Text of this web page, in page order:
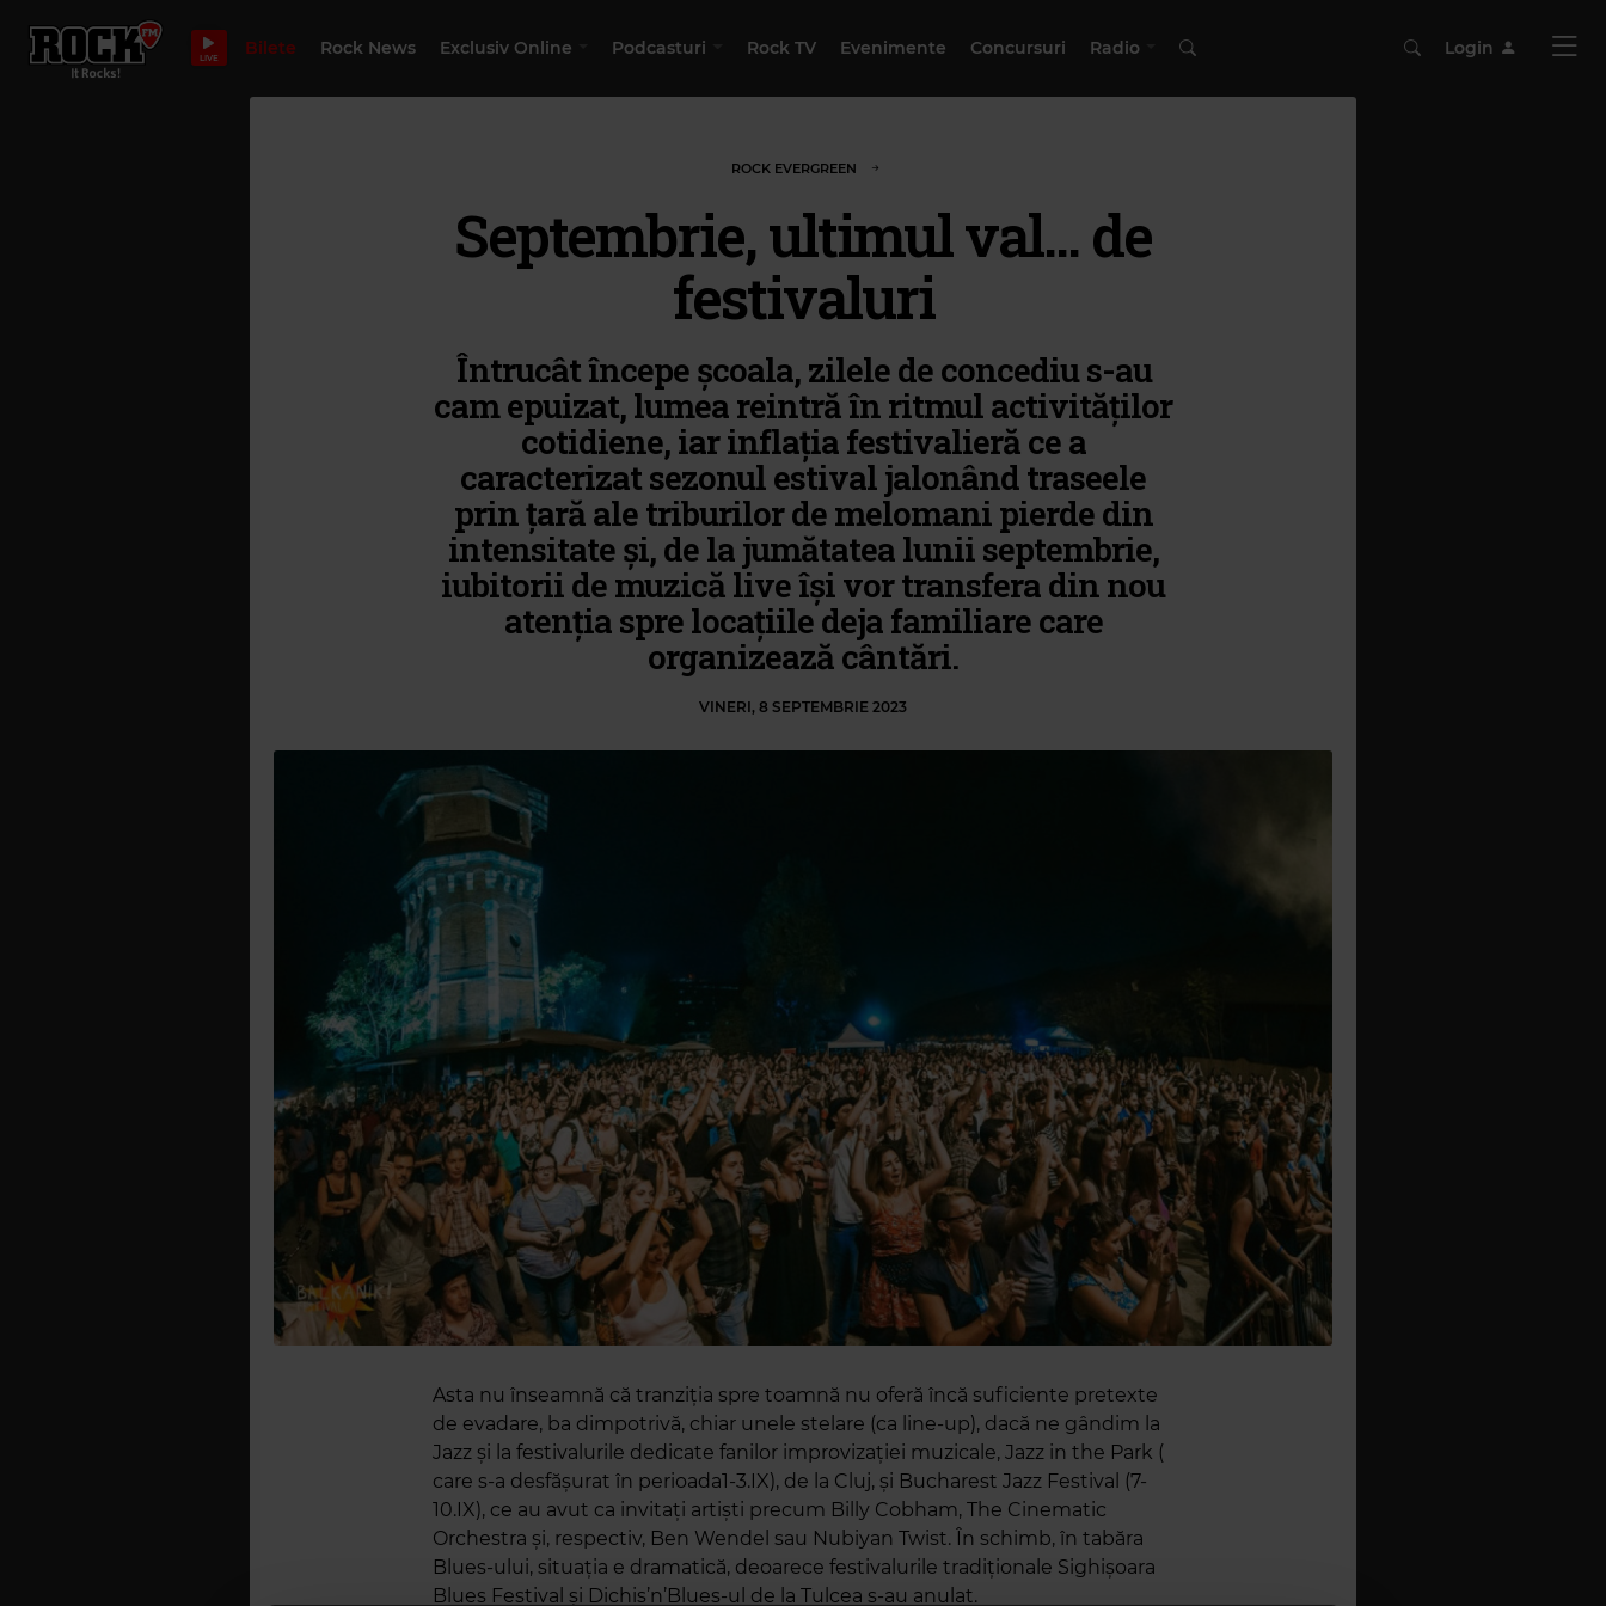
LIVE Bilete Rock News Exclusiv Online Podcasturi Rock TV Evenimente Concursuri Radio Login
ROCK EVERGREEN
Septembrie, ultimul val... de
festivaluri
Întrucât începe școala, zilele de concediu s-au
cam epuizat, lumea reintră în ritmul activităţilor
cotidiene, iar inflaţia festivalieră ce a
caracterizat sezonul estival jalonând traseele
prin ţară ale triburilor de melomani pierde din
intensitate şi, de la jumătatea lunii septembrie,
iubitorii de muzică live îşi vor transfera din nou
atenţia spre locaţiile deja familiare care
organizează cântări.
VINERI, 8 SEPTEMBRIE 2023
Asta nu înseamnă că tranziţia spre toamnă nu oferă încă suficiente pretexte
de evadare, ba dimpotrivă, chiar unele stelare (ca line-up), dacă ne gândim la
Jazz şi la festivalurile dedicate fanilor improvizaţiei muzicale, Jazz in the Park (
care s-a desfășurat în perioada1-3.IX), de la Cluj, şi Bucharest Jazz Festival (7-
10.IX), ce au avut ca invitaţi artişti precum Billy Cobham, The Cinematic
Orchestra şi, respectiv, Ben Wendel sau Nubiyan Twist. În schimb, în tabăra
Blues-ului, situaţia e dramatică, deoarece festivalurile tradiţionale Sighişoara
Blues Festival şi Dichis’n’Blues-ul de la Tulcea s-au anulat.